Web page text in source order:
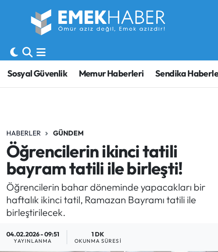
Sosyal Güvenlik Memur Haberleri Sendika
HABERLER GÜNDEM
Öğrencilerin ikinci tatili
bayram tatili ile birleşti!
Öğrencilerin bahar döneminde yapacakları bir
haftalık ikinci tatil, Ramazan Bayramı tatili ile
birleştirilecek.
04.02.2026 - 09:51
YAYINLANMA
1 DK
OKUNMA SÜRESI
Sosyal Güvenlik
Sendika
SORU-CEVAP
Memur
Emekli
İşveren
İş Fırsatları
Yargı Kararları
Hava Durumu
Trafik Durumu
Süper Lig Puan Durumu ve Fikstür
Son Dakika Haberleri
Haber Arşivi